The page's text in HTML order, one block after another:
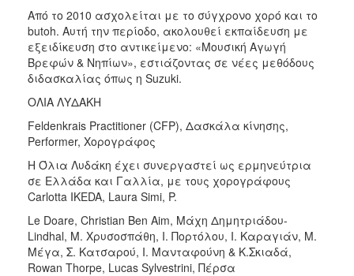
Από το 2010 ασχολείται με το σύγχρονο χορό και το
butoh. Αυτή την περίοδο, ακολουθεί εκπαίδευση με
εξειδίκευση στο αντικείμενο: «Μουσική Αγωγή
Βρεφών & Νηπίων», εστιάζοντας σε νέες μεθόδους
διδασκαλίας όπως η Suzuki.
ΟΛΙΑ ΛΥΔΑΚΗ
Feldenkrais Practitioner (CFP), Δασκάλα κίνησης,
Performer, Χορογράφος
Η Όλια Λυδάκη έχει συνεργαστεί ως ερμηνεύτρια
σε Ελλάδα και Γαλλία, με τους χορογράφους
Carlotta IKEDA, Laura Simi, P.
Le Doare, Christian Ben Aim, Μάχη Δημητριάδου-
Lindhal, Μ. Χρυσοσπάθη, Ι. Πορτόλου, Ι. Καραγιάν, Μ.
Μέγα, Σ. Κατσαρού, Ι. Μανταφούνη & Κ.Σκιαδά,
Rowan Thorpe, Lucas Sylvestrini, Πέρσα